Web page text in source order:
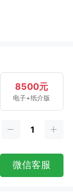
8500元
电子+纸介版
微信客服